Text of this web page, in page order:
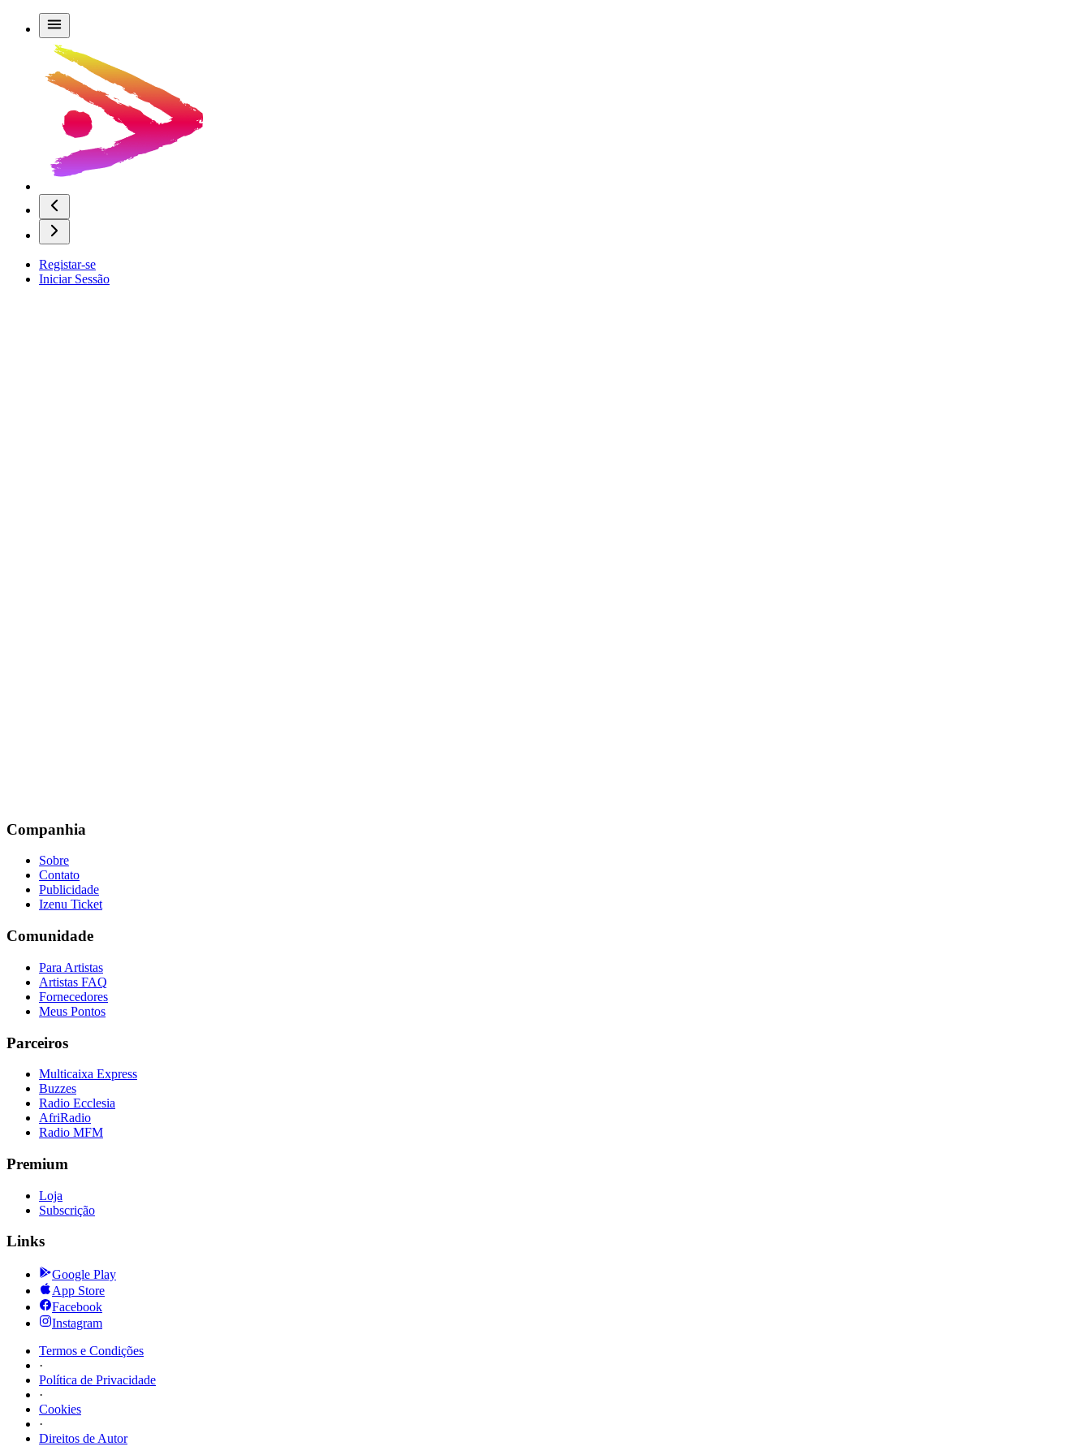
Registar-se
Iniciar Sessão
Companhia
Sobre
Contato
Publicidade
Izenu Ticket
Comunidade
Para Artistas
Artistas FAQ
Fornecedores
Meus Pontos
Parceiros
Multicaixa Express
Buzzes
Radio Ecclesia
AfriRadio
Radio MFM
Premium
Loja
Subscrição
Links
Google Play
App Store
Facebook
Instagram
Termos e Condições
·
Política de Privacidade
·
Cookies
·
Direitos de Autor